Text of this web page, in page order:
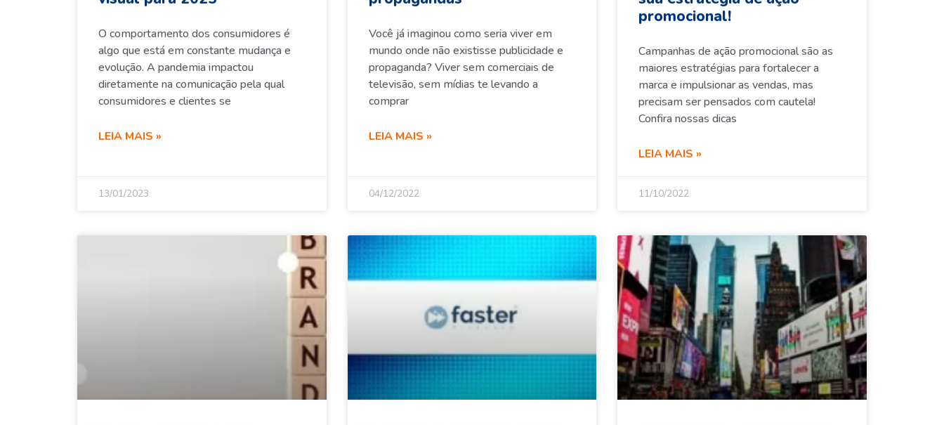
O comportamento dos consumidores é
algo que está em constante mudança e
evolução. A pandemia impactou
diretamente na comunicação pela qual
consumidores e clientes se
LEIA MAIS »
13/01/2023
Você já imaginou como seria viver em
mundo onde não existisse publicidade e
propaganda? Viver sem comerciais de
televisão, sem mídias te levando a
comprar
LEIA MAIS »
04/12/2022
promocional!
Campanhas de ação promocional são as
maiores estratégias para fortalecer a
marca e impulsionar as vendas, mas
precisam ser pensados com cautela!
Confira nossas dicas
LEIA MAIS »
11/10/2022